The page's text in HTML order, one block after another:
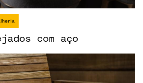
com aço